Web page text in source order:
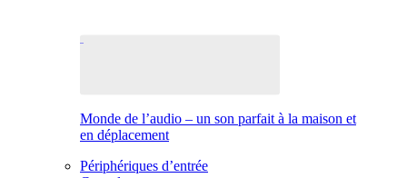
Monde de l’audio – un son parfait à la maison et
en déplacement
Périphériques d’entrée